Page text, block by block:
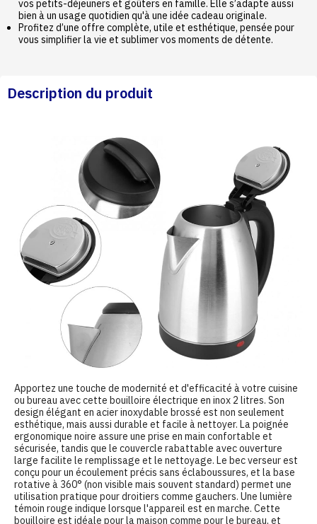
vos petits-déjeuners et goûters en famille. Elle s’adapte aussi
bien à un usage quotidien qu'à une idée cadeau originale.
Profitez d’une offre complète, utile et esthétique, pensée pour
vous simplifier la vie et sublimer vos moments de détente.
Description du produit
Apportez une touche de modernité et d'efficacité à votre cuisine
ou bureau avec cette bouilloire électrique en inox 2 litres. Son
design élégant en acier inoxydable brossé est non seulement
esthétique, mais aussi durable et facile à nettoyer. La poignée
ergonomique noire assure une prise en main confortable et
sécurisée, tandis que le couvercle rabattable avec ouverture
large facilite le remplissage et le nettoyage. Le bec verseur est
conçu pour un écoulement précis sans éclaboussures, et la base
rotative à 360° (non visible mais souvent standard) permet une
utilisation pratique pour droitiers comme gauchers. Une lumière
témoin rouge indique lorsque l'appareil est en marche. Cette
bouilloire est idéale pour la maison comme pour le bureau, et